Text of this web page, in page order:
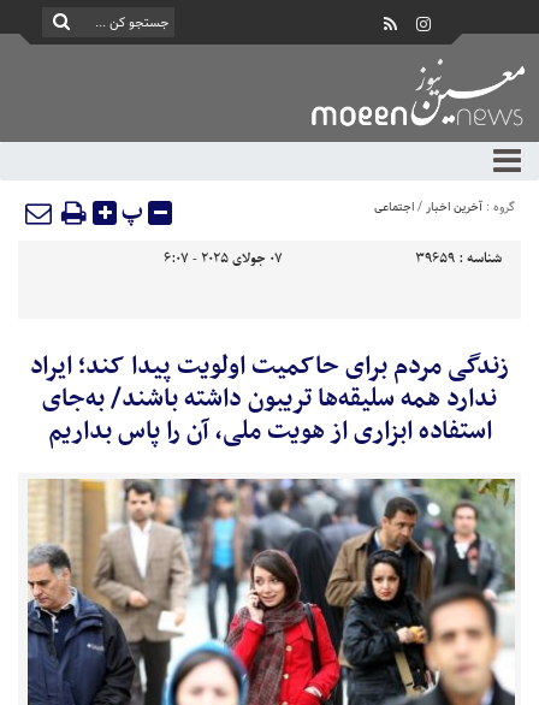
گروه : آخرین اخبار/اجتماعی پ
شناسه : 39659 07 جولای 2025 - 6:07
زندگی مردم برای حاکمیت اولویت پیدا کند؛ ایراد
ندارد همه سلیقه‌ها تریبون داشته باشند/ به‌جای
استفاده ابزاری از هویت ملی، آن را پاس بداریم